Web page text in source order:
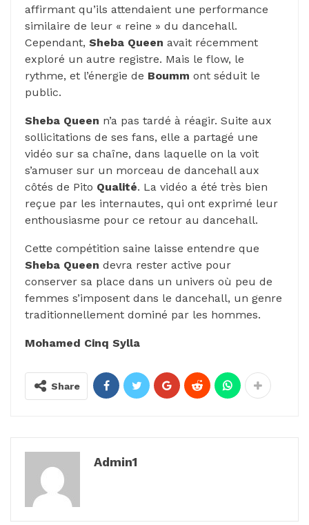
affirmant qu’ils attendaient une performance
similaire de leur « reine » du dancehall.
Cependant, Sheba Queen avait récemment
exploré un autre registre. Mais le flow, le
rythme, et l’énergie de Boumm ont séduit le
public.
Sheba Queen n’a pas tardé à réagir. Suite aux
sollicitations de ses fans, elle a partagé une
vidéo sur sa chaîne, dans laquelle on la voit
s’amuser sur un morceau de dancehall aux
côtés de Pito Qualité. La vidéo a été très bien
reçue par les internautes, qui ont exprimé leur
enthousiasme pour ce retour au dancehall.
Cette compétition saine laisse entendre que
Sheba Queen devra rester active pour
conserver sa place dans un univers où peu de
femmes s’imposent dans le dancehall, un genre
traditionnellement dominé par les hommes.
Mohamed Cinq Sylla
Share
Admin1